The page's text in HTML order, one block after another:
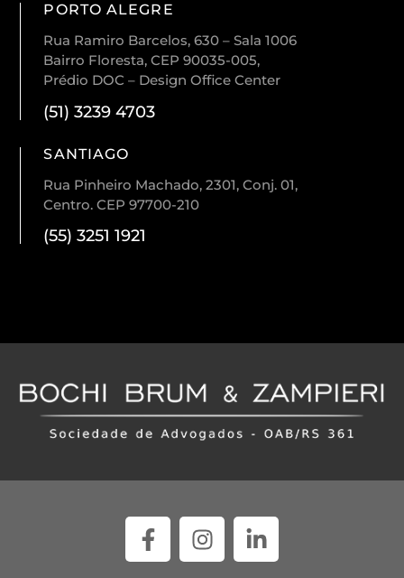
PORTO ALEGRE
Rua Ramiro Barcelos, 630 – Sala 1006
Bairro Floresta, CEP 90035-005,
Prédio DOC – Design Office Center
(51) 3239 4703
SANTIAGO
Rua Pinheiro Machado, 2301, Conj. 01,
Centro. CEP 97700-210
(55) 3251 1921